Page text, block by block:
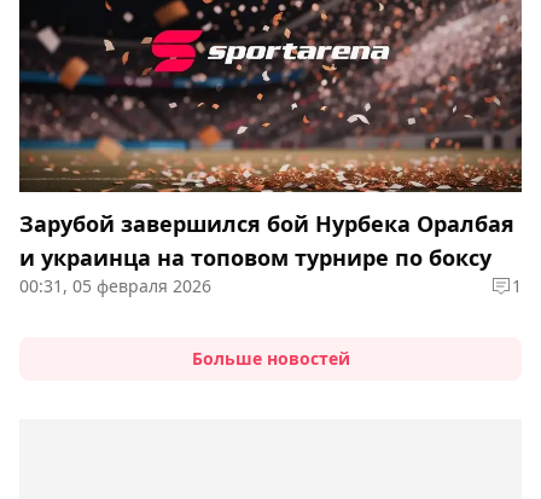
Зарубой завершился бой Нурбека Оралбая
и украинца на топовом турнире по боксу
00:31, 05 февраля 2026 1
Больше новостей